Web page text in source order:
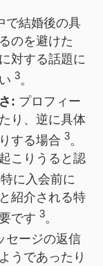
で結婚後の具
のを避けた
対する話題に
3。
: プロフィー
り、逆に具体
する場合 3。
こりうると認
に入会前に
紹介される特
です 3。
セージの返信
うであったり